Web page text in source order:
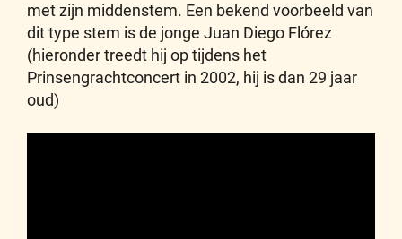
met zijn middenstem. Een bekend voorbeeld van
dit type stem is de jonge Juan Diego Flórez
(hieronder treedt hij op tijdens het
Prinsengrachtconcert in 2002, hij is dan 29 jaar
oud)